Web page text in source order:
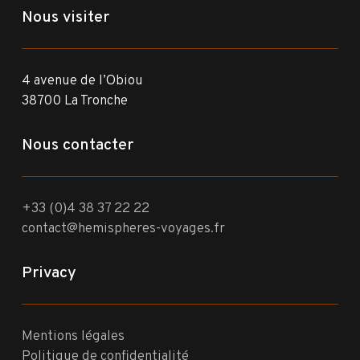
Nous visiter
4 avenue de l’Obiou
38700 La Tronche
Nous contacter
+33 (0)4 38 37 22 22
contact@hemispheres-voyages.fr
Privacy
Mentions légales